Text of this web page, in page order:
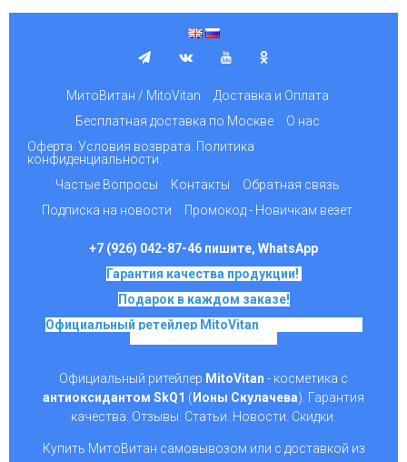
МитоВитан / MitoVitan
Доставка и Оплата
Бесплатная доставка по Москве
О нас
Оферта. Условия возврата. Политика
конфиденциальности.
Частые Вопросы
Контакты
Обратная связь
Подписка на новости
Промокод - Новичкам везет
+7 (926) 042-87-46 пишите, WhatsApp
Гарантия качества продукции!
Подарок в каждом заказе!
Официальный ретейлер MitoVitan
Официальный ритейлер MitoVitan - косметика с
антиоксидантом SkQ1 ( Ионы Скулачева). Гарантия
качества. Отзывы. Статьи. Новости. Скидки.
Купить МитоВитан самовывозом или с доставкой из